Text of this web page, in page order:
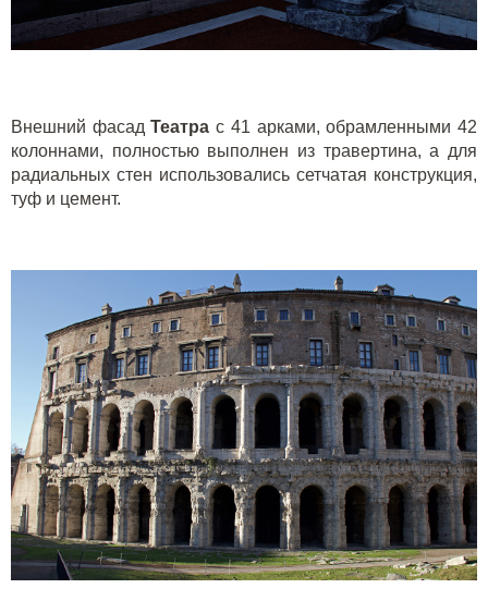
Внешний фасадТеатрас 41 арками, обрамленными 42
колоннами, полностью выполнен из травертина, а для
радиальных стен использовались сетчатая конструкция,
туф и цемент.